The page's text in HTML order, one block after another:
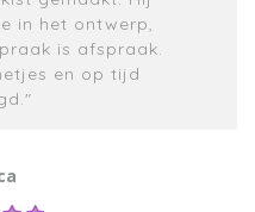
in het ontwerp,
is afspraak.
en op tijd